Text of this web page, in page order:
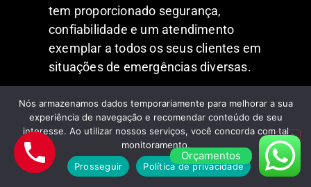
tem proporcionado segurança,
confiabilidade e um atendimento
exemplar a todos os seus clientes em
situações de emergências diversas.
ATENDIMENTO
A prontidão para responder a
emergências a qualquer hora, em
qualquer dia da semana, inclusive em
Orçamentos
Nós armazenamos dados temporariamente para melhorar a sua
experiência de navegação e recomendar conteúdo de seu
interesse. Ao utilizar nossos serviços, você concorda com tal
monitoramento.
Prosseguir
Política de privacidade